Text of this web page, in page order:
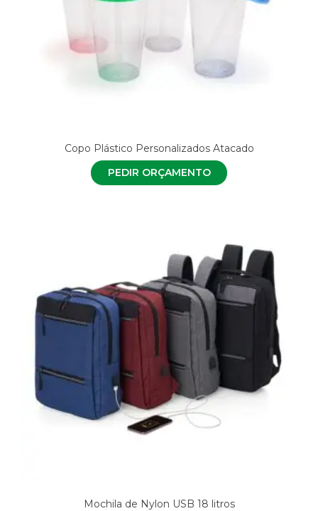
Copo Plástico Personalizados Atacado
PEDIR ORÇAMENTO
Mochila de Nylon USB 18 litros